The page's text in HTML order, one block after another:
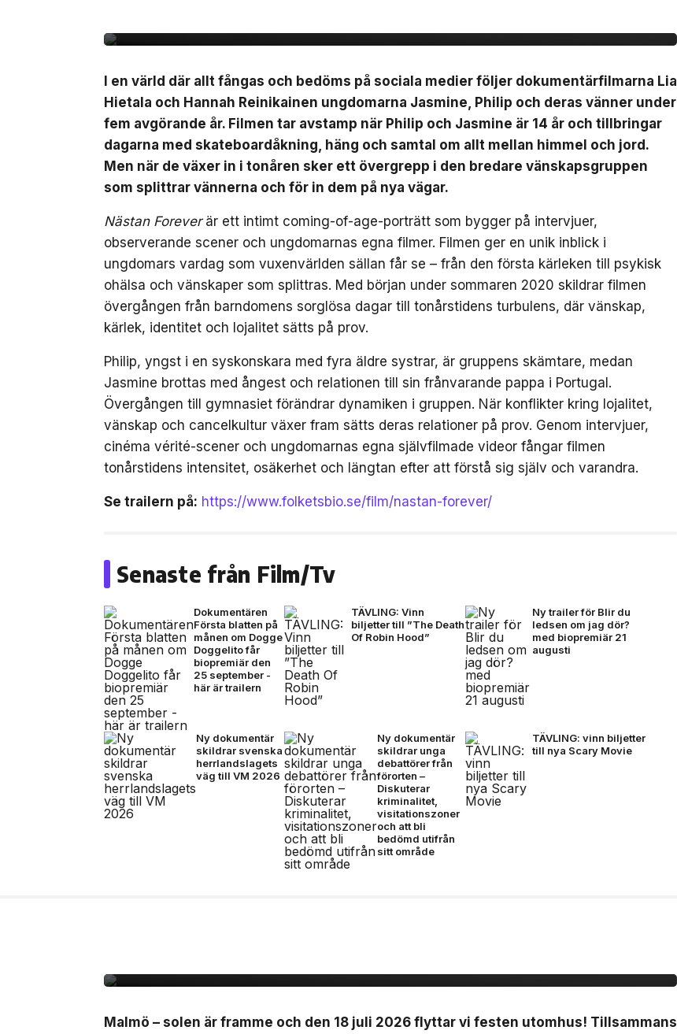
I en värld där allt fångas och bedöms på sociala medier följer dokumentärfilmarna Lia
Hietala och Hannah Reinikainen ungdomarna Jasmine, Philip och deras vänner under
fem avgörande år. Filmen tar avstamp när Philip och Jasmine är 14 år och tillbringar
dagarna med skateboardåkning, häng och samtal om allt mellan himmel och jord.
Men när de växer in i tonåren sker ett övergrepp i den bredare vänskapsgruppen
som splittrar vännerna och för in dem på nya vägar.
Nästan Foreverär ett intimt coming-of-age-porträtt som bygger på intervjuer,
observerande scener och ungdomarnas egna filmer. Filmen ger en unik inblick i
ungdomars vardag som vuxenvärlden sällan får se – från den första kärleken till psykisk
ohälsa och vänskaper som splittras. Med början under sommaren 2020 skildrar filmen
övergången från barndomens sorglösa dagar till tonårstidens turbulens, där vänskap,
kärlek, identitet och lojalitet sätts på prov.
Philip, yngst i en syskonskara med fyra äldre systrar, är gruppens skämtare, medan
Jasmine brottas med ångest och relationen till sin frånvarande pappa i Portugal.
Övergången till gymnasiet förändrar dynamiken i gruppen. När konflikter kring lojalitet,
vänskap och cancelkultur växer fram sätts deras relationer på prov. Genom intervjuer,
cinéma vérité-scener och ungdomarnas egna självfilmade videor fångar filmen
tonårstidens intensitet, osäkerhet och längtan efter att förstå sig själv och varandra.
Se trailern på: https://www.folketsbio.se/film/nastan-forever/
Senaste från Film/Tv
Dokumentären
Första blatten på
månen om Dogge
Doggelito får
biopremiär den
25 september -
här är trailern
TÄVLING: Vinn
biljetter till ”The Death
Of Robin Hood”
Ny trailer för Blir du
ledsen om jag dör?
med biopremiär 21
augusti
Ny dokumentär
skildrar svenska
herrlandslagets
väg till VM 2026
Ny dokumentär
skildrar unga
debattörer från
förorten –
Diskuterar
kriminalitet,
visitationszoner
och att bli
bedömd utifrån
sitt område
TÄVLING: vinn biljetter
till nya Scary Movie
Malmö – solen är framme och den 18 juli 2026 flyttar vi festen utomhus! Tillsammans